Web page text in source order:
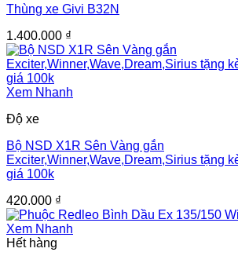
Thùng xe Givi B32N
1.400.000 ₫
Xem Nhanh
Độ xe
Bộ NSD X1R Sên Vàng gắn
Exciter,Winner,Wave,Dream,Sirius tặng
giá 100k
420.000 ₫
Xem Nhanh
Hết hàng